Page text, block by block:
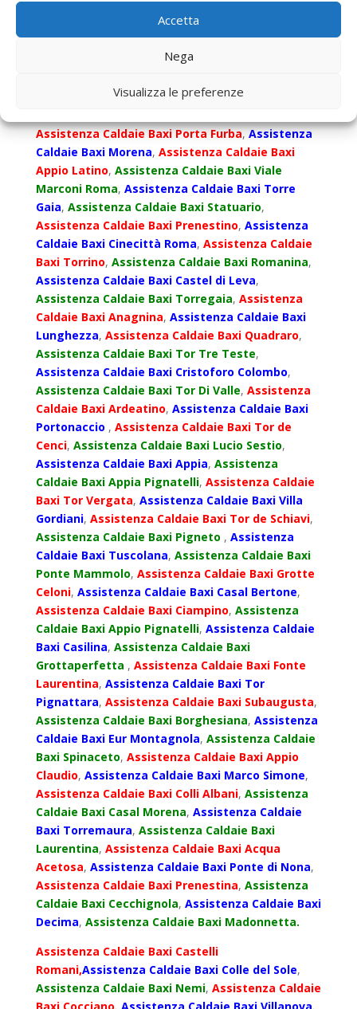
Accetta
Nega
Visualizza le preferenze
Ardeatina,Assistenza Caldaie Baxi Roma Est,
Assistenza Caldaie Baxi Tor Cervara
Caldaie Baxi Laurentino,Assistenza Caldaie Baxi
Assistenza Caldaie Baxi
Assistenza Caldaie Baxi Casal Bernocchi
Assistenza Caldaie Baxi Porta Furba,Assistenza
Caldaie Baxi Morena, Assistenza Caldaie Baxi
Appio Latino, Assistenza Caldaie Baxi Viale
Marconi Roma, Assistenza Caldaie Baxi Torre
Gaia, Assistenza Caldaie Baxi Statuario,
Assistenza Caldaie Baxi Prenestino, Assistenza
Caldaie Baxi Cinecittà Roma, Assistenza Caldaie
Baxi Torrino, Assistenza Caldaie Baxi Romanina,
Assistenza Caldaie Baxi Castel di Leva,
Assistenza Caldaie Baxi Torregaia, Assistenza
Caldaie Baxi Anagnina, Assistenza Caldaie Baxi
Lunghezza, Assistenza Caldaie Baxi Quadraro,
Assistenza Caldaie Baxi Tor Tre Teste,
Assistenza Caldaie Baxi Cristoforo Colombo,
Assistenza Caldaie Baxi Tor Di Valle, Assistenza
Caldaie Baxi Ardeatino, Assistenza Caldaie Baxi
Portonaccio , Assistenza Caldaie Baxi Tor de
Cenci, Assistenza Caldaie Baxi Lucio Sestio,
Assistenza Caldaie Baxi Appia, Assistenza
Caldaie Baxi Appia Pignatelli, Assistenza Caldaie
Baxi Tor Vergata, Assistenza Caldaie Baxi Villa
Gordiani, Assistenza Caldaie Baxi Tor de Schiavi,
Assistenza Caldaie Baxi Pigneto , Assistenza
Caldaie Baxi Tuscolana, Assistenza Caldaie Baxi
Ponte Mammolo, Assistenza Caldaie Baxi Grotte
Celoni, Assistenza Caldaie Baxi Casal Bertone,
Assistenza Caldaie Baxi Ciampino, Assistenza
Caldaie Baxi Appio Pignatelli, Assistenza Caldaie
Baxi Casilina, Assistenza Caldaie Baxi
Grottaperfetta , Assistenza Caldaie Baxi Fonte
Laurentina, Assistenza Caldaie Baxi Tor
Pignattara, Assistenza Caldaie Baxi Subaugusta,
Assistenza Caldaie Baxi Borghesiana, Assistenza
Caldaie Baxi Eur Montagnola, Assistenza Caldaie
Baxi Spinaceto, Assistenza Caldaie Baxi Appio
Claudio, Assistenza Caldaie Baxi Marco Simone,
Assistenza Caldaie Baxi Colli Albani, Assistenza
Caldaie Baxi Casal Morena, Assistenza Caldaie
Baxi Torremaura, Assistenza Caldaie Baxi
Laurentina, Assistenza Caldaie Baxi Acqua
Acetosa, Assistenza Caldaie Baxi Ponte di Nona,
Assistenza Caldaie Baxi Prenestina, Assistenza
Caldaie Baxi Cecchignola, Assistenza Caldaie Baxi
Decima, Assistenza Caldaie Baxi Madonnetta.
Assistenza Caldaie Baxi Castelli
Romani,Assistenza Caldaie Baxi Colle del Sole,
Assistenza Caldaie Baxi Nemi, Assistenza Caldaie